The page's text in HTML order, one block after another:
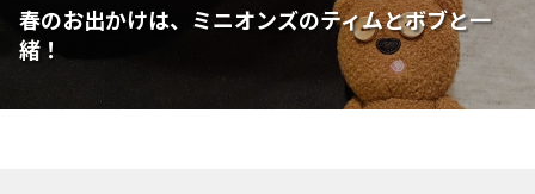
春のお出かけは、ミニオンズのティムとボブと一
緒！